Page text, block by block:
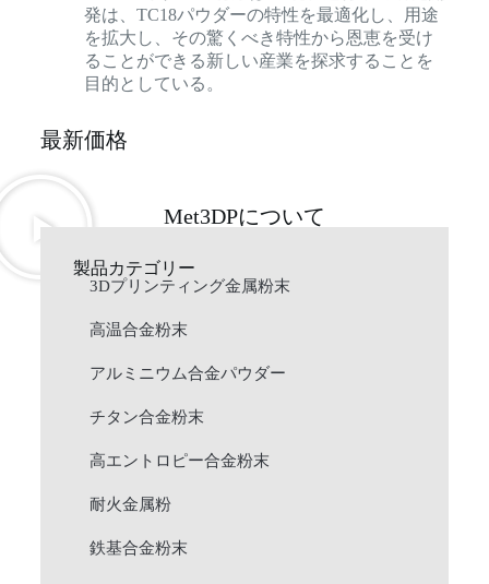
発は、TC18パウダーの特性を最適化し、用途
を拡大し、その驚くべき特性から恩恵を受け
ることができる新しい産業を探求することを
目的としている。
最新価格
Met3DPについて
製品カテゴリー
3Dプリンティング金属粉末
高温合金粉末
アルミニウム合金パウダー
チタン合金粉末
高エントロピー合金粉末
耐火金属粉
鉄基合金粉末